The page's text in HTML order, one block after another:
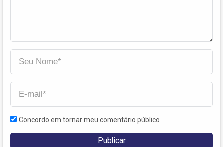
Concordo em tornar meu comentário público